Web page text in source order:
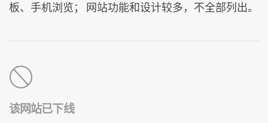
板、手机浏览； 网站功能和设计较多，不全部列出。
该网站已下线